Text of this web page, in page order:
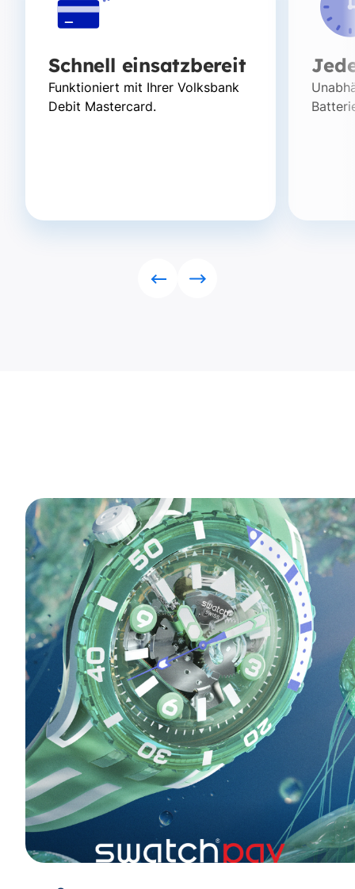
Schnell einsatzbereit
Funktioniert mit Ihrer Volksbank
Debit Mastercard.
RückwärtsVorwärts